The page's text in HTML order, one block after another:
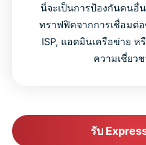
นี่จะเป็นการป้องกันคนอื่
ทราฟฟิคจากการเชื่อมต่
ISP, แอดมินเครือข่าย ห
ความเชี่ยว
รับ